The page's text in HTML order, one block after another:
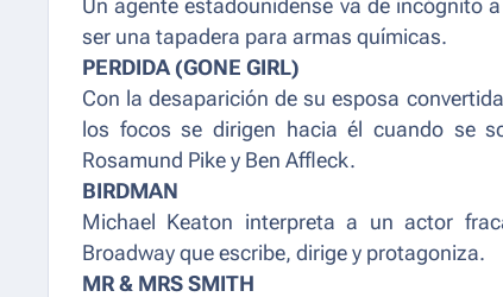
Un agente estadounidense va de incógnito
ser una tapadera para armas químicas.
PERDIDA (GONE GIRL)
Con la desaparición de su esposa
los focos se dirigen hacia él cuando se
Rosamund Pike y Ben Affleck.
BIRDMAN
Michael Keaton interpreta a un actor
Broadway que escribe, dirige y protagoniza.
MR & MRS SMITH